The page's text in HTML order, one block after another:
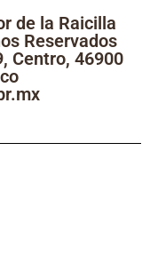
de la Raicilla
Reservados
Centro, 46900